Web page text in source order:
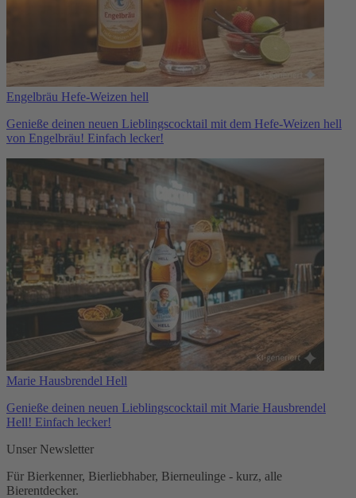
Engelbräu Hefe-Weizen hell
Genieße deinen neuen Lieblingscocktail mit dem Hefe-Weizen hell
von Engelbräu! Einfach lecker!
Marie Hausbrendel Hell
Genieße deinen neuen Lieblingscocktail mit Marie Hausbrendel
Hell! Einfach lecker!
Unser Newsletter
Für Bierkenner, Bierliebhaber, Bierneulinge - kurz, alle
Bierentdecker.